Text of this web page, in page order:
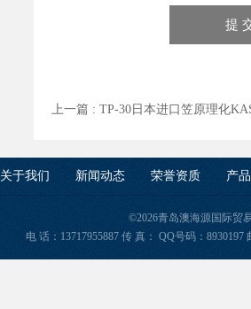
上一篇 : TP-30日本进口笠原理化
关于我们 新闻动态 荣誉资质 产
©2026青岛澳海源国际贸
电 话：13717955887 传 真： QQ号码：